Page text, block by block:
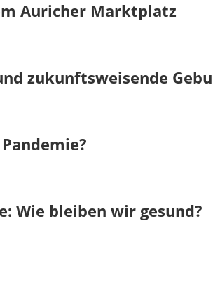
Auricher Marktplatz
zukunftsweisende
Wie bleiben wir gesund?